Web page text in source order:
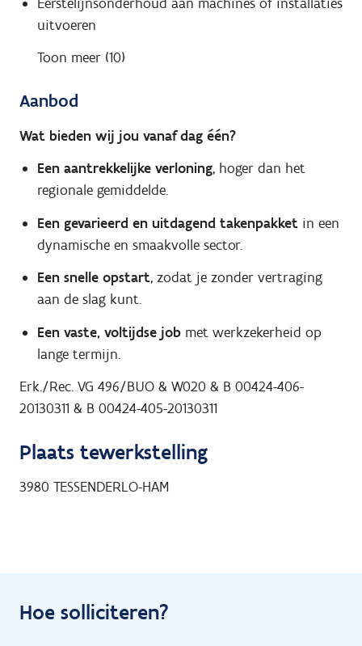
uitvoeren
Toon meer (10)
Aanbod
Wat bieden wij jou vanaf dag één?
Een aantrekkelijke verloning, hoger dan het
regionale gemiddelde.
Een gevarieerd en uitdagend takenpakketin een
dynamische en smaakvolle sector.
Een snelle opstart, zodat je zonder vertraging
aan de slag kunt.
Een vaste, voltijdse jobmet werkzekerheid op
lange termijn.
Erk./Rec. VG 496/BUO & W020 & B 00424-406-
20130311 & B 00424-405-20130311
Plaats tewerkstelling
3980 TESSENDERLO-HAM
Hoe solliciteren?